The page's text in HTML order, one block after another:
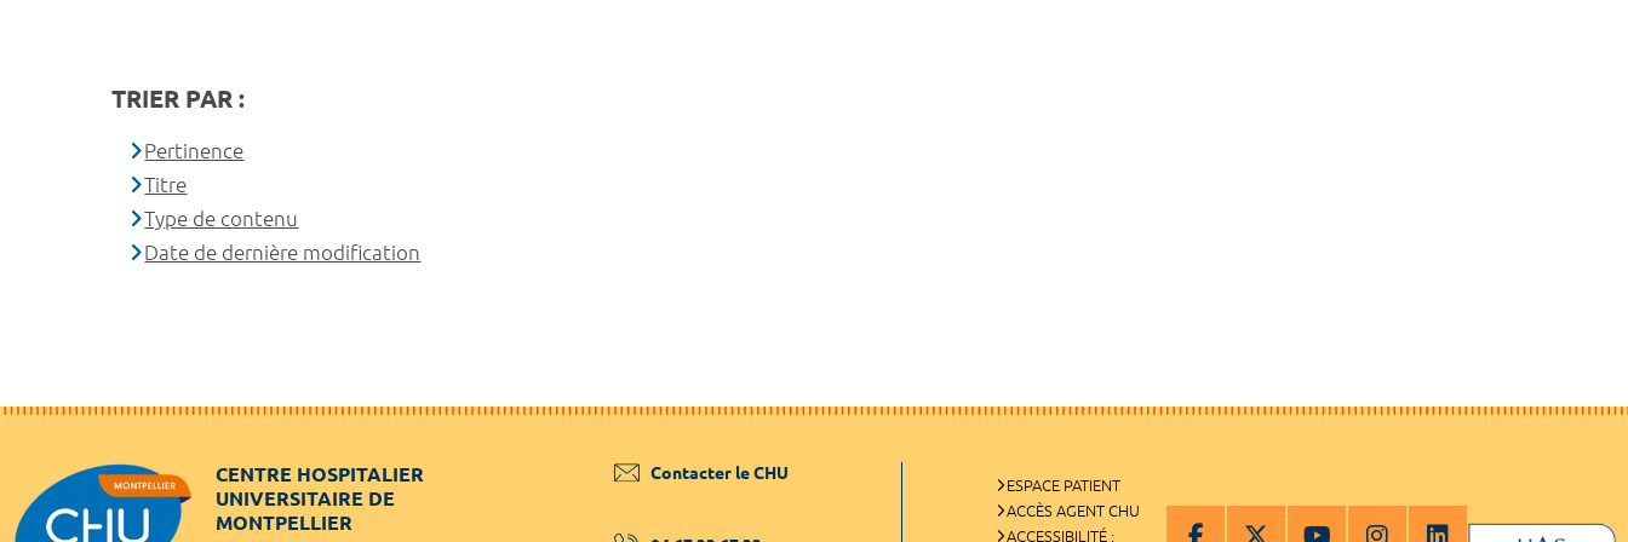
TRIER PAR :
Pertinence
Titre
Type de contenu
Date de dernière modification
CENTRE HOSPITALIER
UNIVERSITAIRE DE
MONTPELLIER
Contacter le CHU
ESPACE PATIENT
ACCÈS AGENT CHU
ACCESSIBILITÉ :